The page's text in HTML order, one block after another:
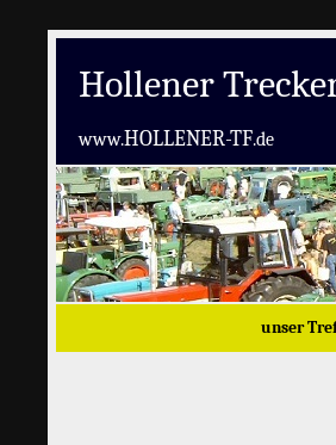
Hollener
www.HOLLENER-TF.de
unser